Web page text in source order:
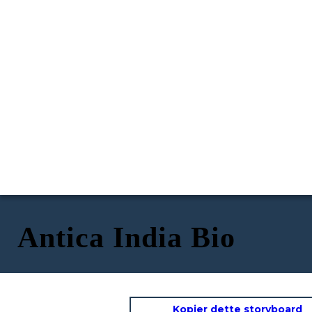
Antica India Bio
Kopier dette storyboard